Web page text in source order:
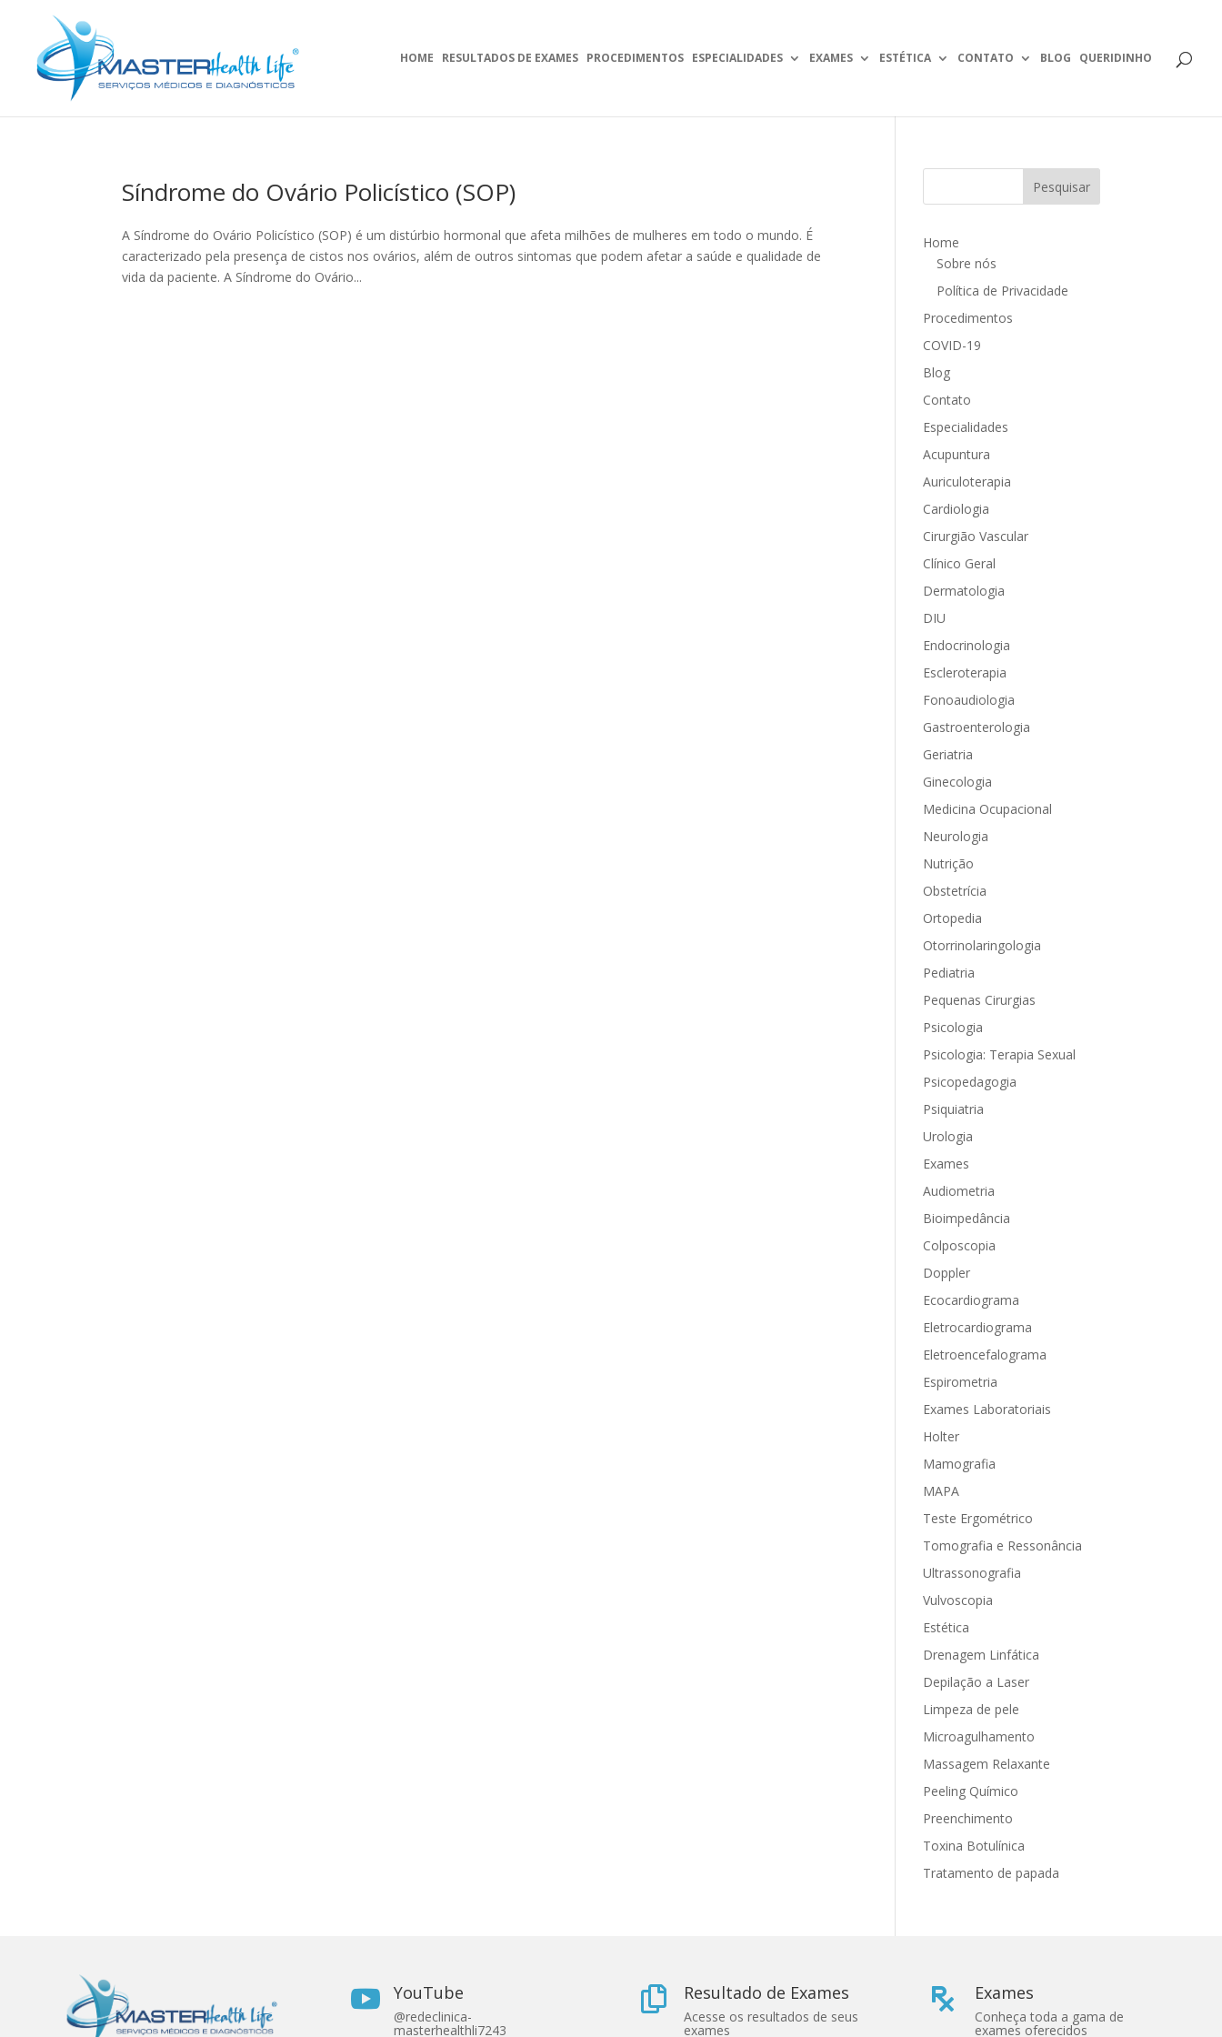
HOME RESULTADOS DE EXAMES PROCEDIMENTOS ESPECIALIDADES EXAMES ESTÉTICA CONTATO BLOG QUERIDINHO
Síndrome do Ovário Policístico (SOP)
A Síndrome do Ovário Policístico (SOP) é um distúrbio hormonal que afeta milhões de mulheres em todo o mundo. É
caracterizado pela presença de cistos nos ovários, além de outros sintomas que podem afetar a saúde e qualidade de
vida da paciente. A Síndrome do Ovário...
Home
Sobre nós
Política de Privacidade
Procedimentos
COVID-19
Blog
Contato
Especialidades
Acupuntura
Auriculoterapia
Cardiologia
Cirurgião Vascular
Clínico Geral
Dermatologia
DIU
Endocrinologia
Escleroterapia
Fonoaudiologia
Gastroenterologia
Geriatria
Ginecologia
Medicina Ocupacional
Neurologia
Nutrição
Obstetrícia
Ortopedia
Otorrinolaringologia
Pediatria
Pequenas Cirurgias
Psicologia
Psicologia: Terapia Sexual
Psicopedagogia
Psiquiatria
Urologia
Exames
Audiometria
Bioimpedância
Colposcopia
Doppler
Ecocardiograma
Eletrocardiograma
Eletroencefalograma
Espirometria
Exames Laboratoriais
Holter
Mamografia
MAPA
Teste Ergométrico
Tomografia e Ressonância
Ultrassonografia
Vulvoscopia
Estética
Drenagem Linfática
Depilação a Laser
Limpeza de pele
Microagulhamento
Massagem Relaxante
Peeling Químico
Preenchimento
Toxina Botulínica
Tratamento de papada
 YouTube
@redeclinica-
masterhealthli7243
 Resultado de Exames
Acesse os resultados de seus
exames
 Exames
Conheça toda a gama de
exames oferecidos